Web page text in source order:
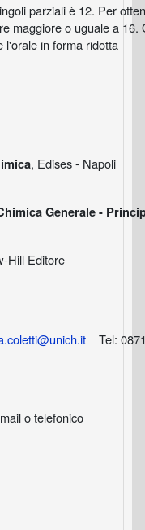
parziali è 12. Per
maggiore o uguale a
l'orale in forma ridotta
, Edises - Napoli
Generale -
Hill Editore
Tel:
o telefonico